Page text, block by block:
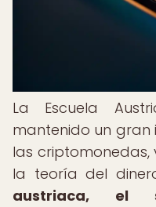
La Escuela
mantenido un gran
las criptomonedas,
la teoría del
austriaca, el